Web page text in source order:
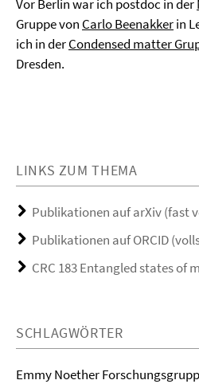
Vor Berlin war ich postdoc in der
Gruppe von Carlo Beenakkerin
ich in derCondensed matter
Dresden.
LINKS ZUM THEMA
Publikationen auf arXiv (fast
Publikationen auf ORCID
CRC 183 Entangled states of
SCHLAGWÖRTER
Emmy Noether